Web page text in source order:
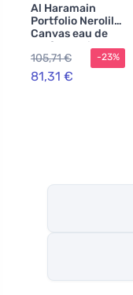
Al Haramain
Portfolio Nerolil
Canvas eau de
parfum unissex
75 ml
105,71 €
81,31 €
-23%